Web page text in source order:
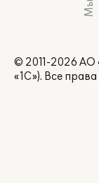
© 2011-2026 АО
«1С»). Все